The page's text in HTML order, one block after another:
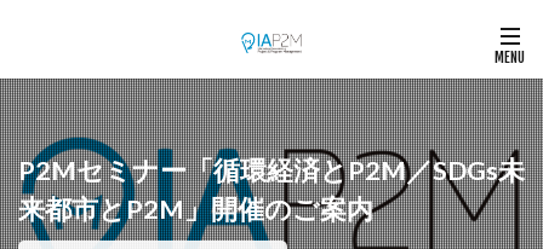
P2Mセミナー「循環経済とP2M／SDGs未
来都市とP2M」開催のご案内